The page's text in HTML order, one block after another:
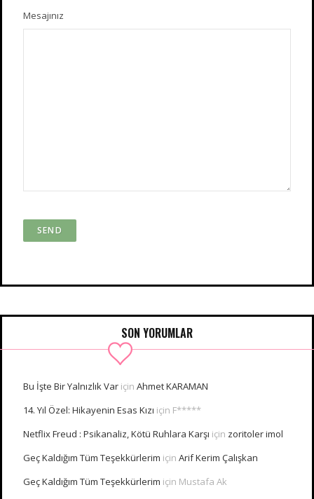
Mesajınız
SON YORUMLAR
Bu İşte Bir Yalnızlık Var için Ahmet KARAMAN
14. Yıl Özel: Hikayenin Esas Kızı için F*****
Netflix Freud : Psikanaliz, Kötü Ruhlara Karşı için zoritoler imol
Geç Kaldığım Tüm Teşekkürlerim için Arif Kerim Çalışkan
Geç Kaldığım Tüm Teşekkürlerim için Mustafa Ak